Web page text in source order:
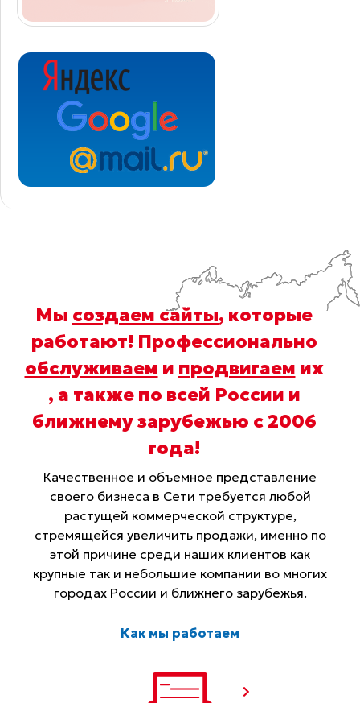
Мы создаем сайты, которые
работают! Профессионально
обслуживаем и продвигаем их
, а также по всей России и
ближнему зарубежью с 2006
года!
Качественное и объемное представление
своего бизнеса в Сети требуется любой
растущей коммерческой структуре,
стремящейся увеличить продажи, именно по
этой причине среди наших клиентов как
крупные так и небольшие компании во многих
городах России и ближнего зарубежья.
Как мы работаем